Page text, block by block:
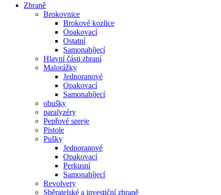
Zbraně
Brokovnice
Brokové kozlice
Opakovací
Ostatní
Samonabíjecí
Hlavní části zbraní
Malorážky
Jednoranové
Opakovací
Samonabíjecí
obušky
paralyzéry
Pepřové spreje
Pistole
Pušky
Jednoranové
Opakovací
Perkusní
Samonabíjecí
Revolvery
Sběratelské a investiční zbraně